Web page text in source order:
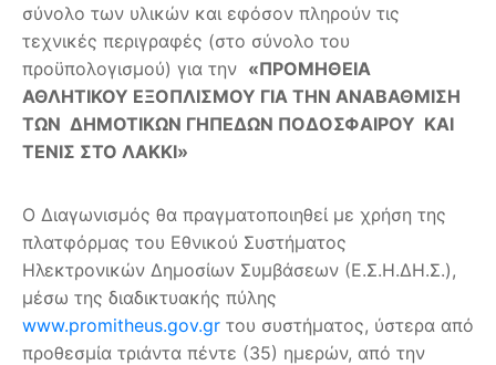
σύνολο των υλικών και εφόσον πληρούν τις
τεχνικές περιγραφές (στο σύνολο του
προϋπολογισμού) για την «ΠΡΟΜΗΘΕΙΑ
ΑΘΛΗΤΙΚΟΥ ΕΞΟΠΛΙΣΜΟΥ ΓΙΑ ΤΗΝ ΑΝΑΒΑΘΜΙΣΗ
ΤΩΝ ΔΗΜΟΤΙΚΩΝ ΓΗΠΕΔΩΝ ΠΟΔΟΣΦΑΙΡΟΥ ΚΑΙ
ΤΕΝΙΣ ΣΤΟ ΛΑΚΚΙ»
Ο Διαγωνισμός θα πραγματοποιηθεί με χρήση της
πλατφόρμας του Εθνικού Συστήματος
Ηλεκτρονικών Δημοσίων Συμβάσεων (Ε.Σ.Η.ΔΗ.Σ.),
μέσω της διαδικτυακής πύλης
www.promitheus.gov.gr του συστήματος, ύστερα από
προθεσμία τριάντα πέντε (35) ημερών, από την